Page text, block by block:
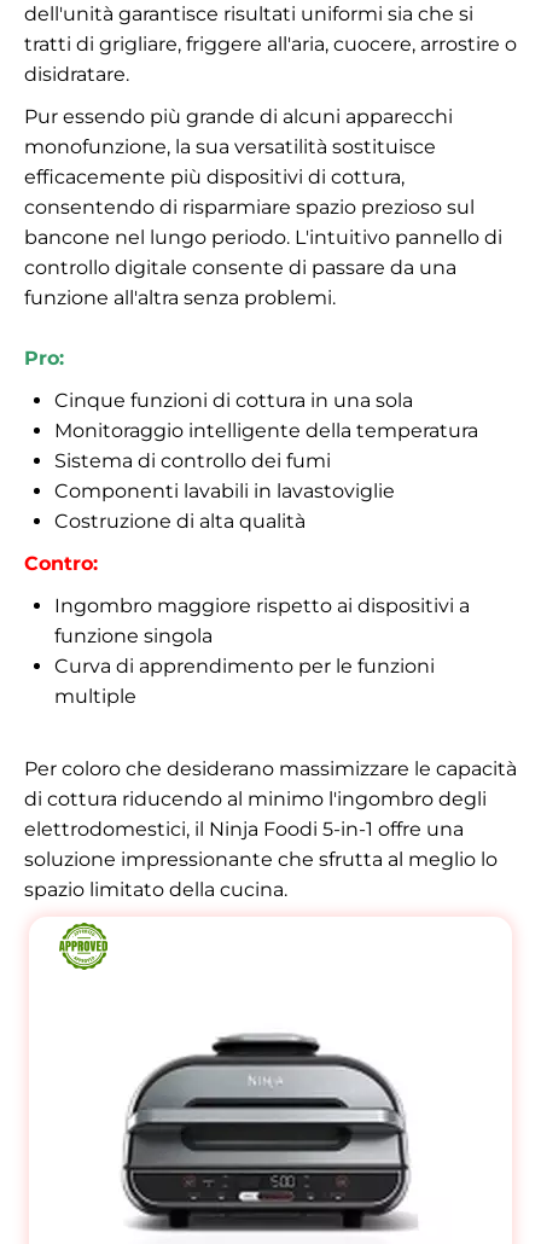
dell'unità garantisce risultati uniformi sia che si
tratti di grigliare, friggere all'aria, cuocere, arrostire o
disidratare.
Pur essendo più grande di alcuni apparecchi
monofunzione, la sua versatilità sostituisce
efficacemente più dispositivi di cottura,
consentendo di risparmiare spazio prezioso sul
bancone nel lungo periodo. L'intuitivo pannello di
controllo digitale consente di passare da una
funzione all'altra senza problemi.
Pro:
Cinque funzioni di cottura in una sola
Monitoraggio intelligente della temperatura
Sistema di controllo dei fumi
Componenti lavabili in lavastoviglie
Costruzione di alta qualità
Contro:
Ingombro maggiore rispetto ai dispositivi a
funzione singola
Curva di apprendimento per le funzioni
multiple
Per coloro che desiderano massimizzare le capacità
di cottura riducendo al minimo l'ingombro degli
elettrodomestici, il Ninja Foodi 5-in-1 offre una
soluzione impressionante che sfrutta al meglio lo
spazio limitato della cucina.